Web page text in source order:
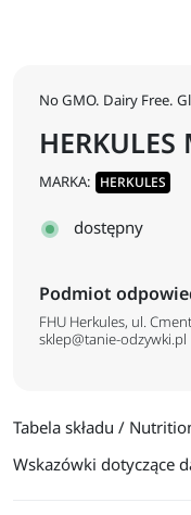
No GMO. Dairy Free.
MARKA: HERKULES
dostępny
Podmiot
FHU Herkules, ul.
sklep@tanie-odzywki.pl
Tabela składu /
Wskazówki dotyczące